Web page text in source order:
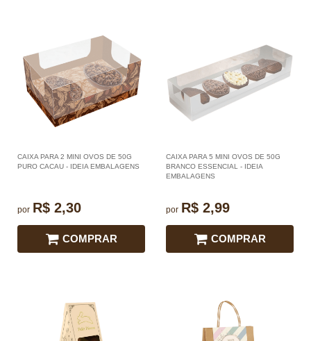
CAIXA PARA 2 MINI OVOS DE 50G
PURO CACAU - IDEIA EMBALAGENS
por R$ 2,30
COMPRAR
CAIXA PARA 5 MINI OVOS DE 50G
BRANCO ESSENCIAL - IDEIA
EMBALAGENS
por R$ 2,99
COMPRAR